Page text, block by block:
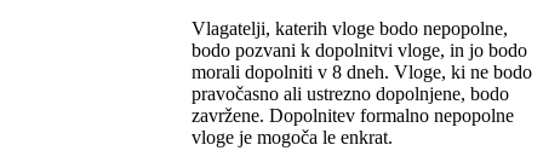
Vlagatelji, katerih vloge bodo nepopolne,
bodo pozvani k dopolnitvi vloge, in jo bodo
morali dopolniti v 8 dneh. Vloge, ki ne bodo
pravočasno ali ustrezno dopolnjene, bodo
zavržene. Dopolnitev formalno nepopolne
vloge je mogoča le enkrat.